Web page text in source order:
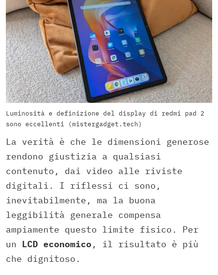
Luminosità e definizione del display di redmi pad 2
sono eccellenti (mistergadget.tech)
La verità è che le dimensioni generose
rendono giustizia a qualsiasi
contenuto, dai video alle riviste
digitali. I riflessi ci sono,
inevitabilmente, ma la buona
leggibilità generale compensa
ampiamente questo limite fisico. Per
un LCD economico , il risultato è più
che dignitoso.